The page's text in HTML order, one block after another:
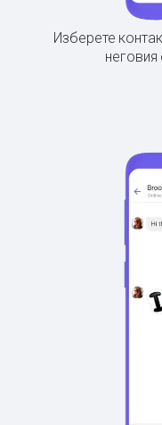
Изберете